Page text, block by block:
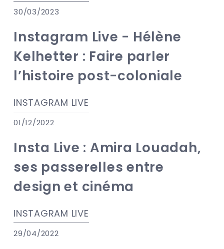
30/03/2023
Instagram Live - Hélène
Kelhetter : Faire parler
l’histoire post-coloniale
INSTAGRAM LIVE
01/12/2022
Insta Live : Amira Louadah,
ses passerelles entre
design et cinéma
INSTAGRAM LIVE
29/04/2022